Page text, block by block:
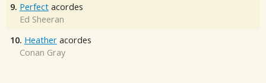
9. Perfect acordes
Ed Sheeran
10. Heather acordes
Conan Gray